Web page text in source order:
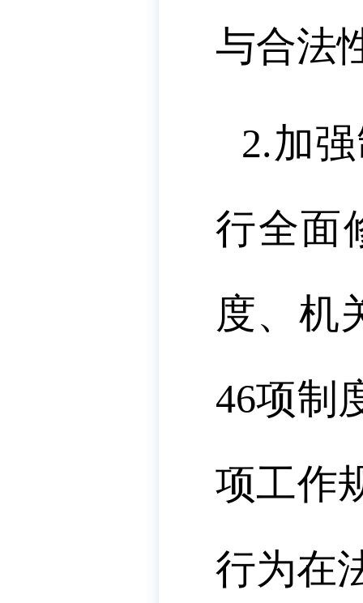
与合法
2.加
行全面
度、机
46项制
项工作
行为在